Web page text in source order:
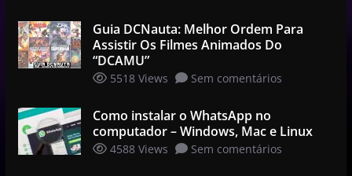
Guia DCNauta: Melhor Ordem Para
Assistir Os Filmes Animados Do
“DCAMU”
5518 Views Sem comentários
Como instalar o WhatsApp no
computador – Windows, Mac e Linux
4588 Views Sem comentários